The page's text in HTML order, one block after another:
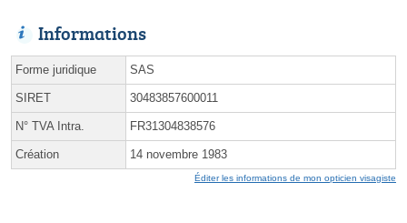
Informations
Forme juridique SAS
SIRET 30483857600011
N° TVA Intra. FR31304838576
Création 14 novembre 1983
Éditer les informations de mon opticien visagiste